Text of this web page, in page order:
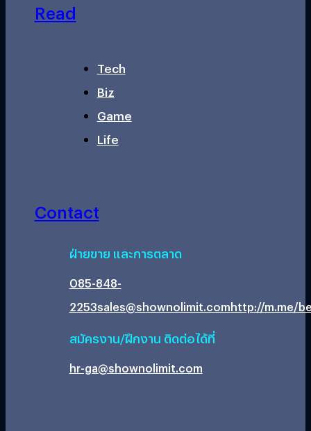
Read
Tech
Biz
Game
Life
Contact
ฝ่ายขาย และการตลาด
085-848-
2253sales@shownolimit.comhttp://m.me/
สมัครงาน/ฝึกงาน ติดต่อได้ที่
hr-ga@shownolimit.com